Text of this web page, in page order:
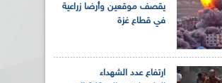
يقصف موقعين وأرضا زراعية
في قطاع غزة
ارتفاع عدد الشهداء